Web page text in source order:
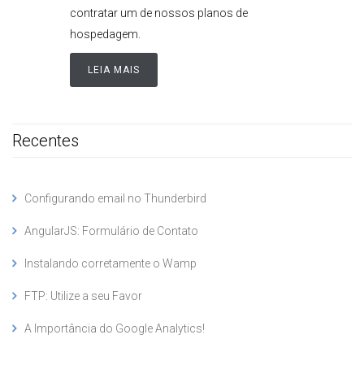
contratar um de nossos planos de
hospedagem.
LEIA MAIS
Recentes
Configurando email no Thunderbird
AngularJS: Formulário de Contato
Instalando corretamente o Wamp
FTP: Utilize a seu Favor
A Importância do Google Analytics!